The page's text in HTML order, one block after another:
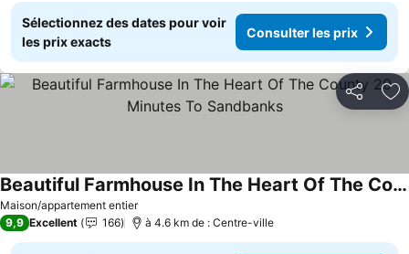
Sélectionnez des dates pour voir
les prix exacts
Consulter les prix
Partager
Maison/appartement entier
Beautiful Farmhouse In The Heart Of The County 20 Minutes To Sandbanks
Consulter les prix
9,9 Excellent 166 à 4.6 km de : Centre-ville